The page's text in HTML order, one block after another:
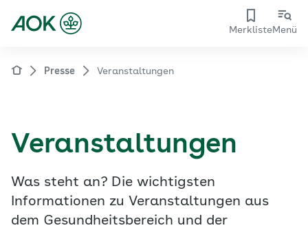
MerklisteMenü
Presse Veranstaltungen
Veranstaltungen
Was steht an? Die wichtigsten
Informationen zu Veranstaltungen aus
dem Gesundheitsbereich und der